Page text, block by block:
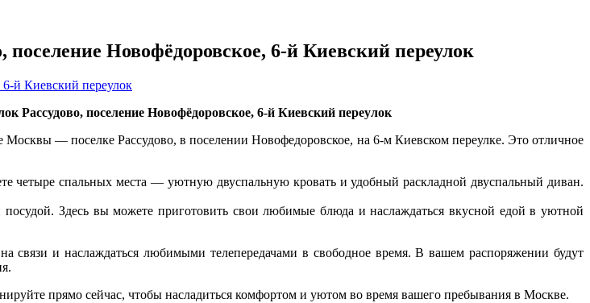
Новофёдоровское, 6-й Киевский переулок
Рассудово, поселение Новофёдоровское, 6-й Киевский переулок
— поселке Рассудово, в поселении Новофедоровское, на 6-м Киевском переулке. Это отличное
четыре спальных места — уютную двуспальную кровать и удобный раскладной двуспальный диван.
Здесь вы можете приготовить свои любимые блюда и наслаждаться вкусной едой в уютной
связи и наслаждаться любимыми телепередачами в свободное время. В вашем распоряжении будут
прямо сейчас, чтобы насладиться комфортом и уютом во время вашего пребывания в Москве.